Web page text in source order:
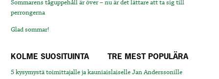
Sommarens tåguppehåll är över – nu är det lättare att ta sig till
perrongerna
Glad sommar!
KOLME SUOSITUINTA TRE MEST POPULÄRA
5 kysymystä toimittajalle ja kauniaislaiselle Jan Anderssonille